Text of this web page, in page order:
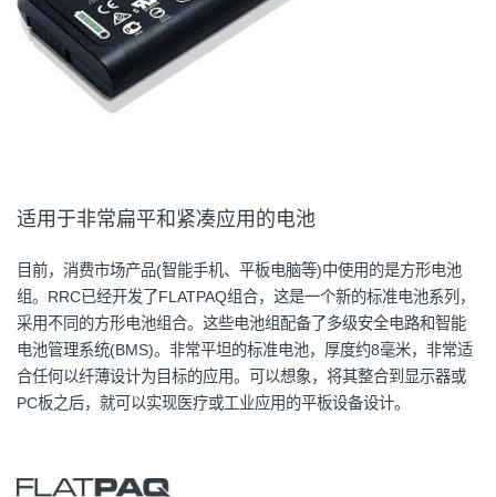
适用于非常扁平和紧凑应用的电池
目前，消费市场产品(智能手机、平板电脑等)中使用的是方形电池
组。RRC已经开发了FLATPAQ组合，这是一个新的标准电池系列，
采用不同的方形电池组合。这些电池组配备了多级安全电路和智能
电池管理系统(BMS)。非常平坦的标准电池，厚度约8毫米，非常适
合任何以纤薄设计为目标的应用。可以想象，将其整合到显示器或
PC板之后，就可以实现医疗或工业应用的平板设备设计。